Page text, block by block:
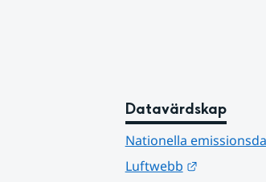
Datavärdskap
Nationella
Luftwebb
Länk till